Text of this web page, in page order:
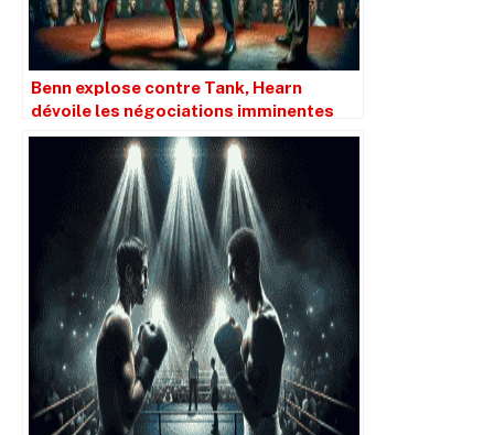
Benn explose contre Tank, Hearn
dévoile les négociations imminentes
avec Garcia